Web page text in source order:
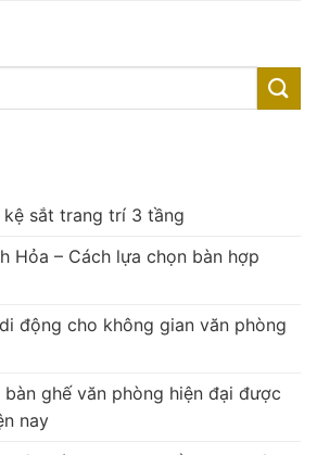
kệ sắt trang trí 3 tầng
Hỏa – Cách lựa chọn bàn hợp
động cho không gian văn phòng
ghế văn phòng hiện đại được
nay